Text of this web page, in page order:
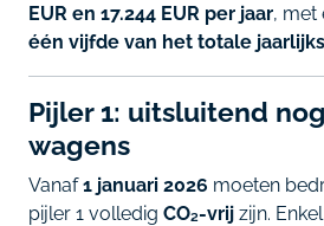
EUR en 17.244 EUR per jaar, met
één vijfde van het totale
Pijler 1: uitsluitend
wagens
Vanaf1 januari 2026 moeten
pijler 1 volledig CO₂-vrij zijn. Enkel